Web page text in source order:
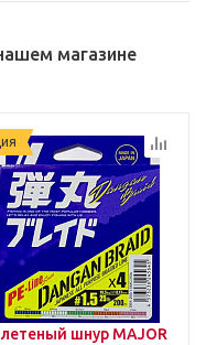
магазине
шнур MAJOR